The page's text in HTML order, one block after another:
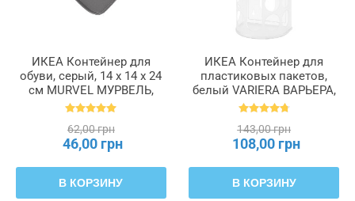
ИКЕА Контейнер для
обуви, серый, 14 x 14 x 24
см MURVEL МУРВЕЛЬ,
204.348.32
62,00 грн
46,00 грн
В КОРЗИНУ
ИКЕА Контейнер для
пластиковых пакетов,
белый VARIERA ВАРЬЕРА,
800.102.22
143,00 грн
108,00 грн
В КОРЗИНУ